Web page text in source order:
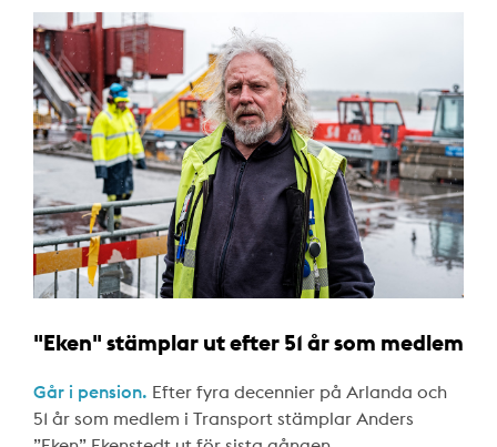
"Eken" stämplar ut efter 51 år som medlem
Går i pension. Efter fyra decennier på Arlanda och
51 år som medlem i Transport stämplar Anders